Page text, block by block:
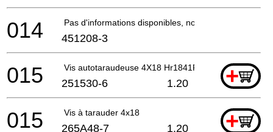
Pas d'informations disponibles, non commandable
014 451208-3
Vis autotaraudeuse 4X18 Hr1841F +
015 251530-6 1.20
Vis à tarauder 4x18 +
015 265A48-7 1.20